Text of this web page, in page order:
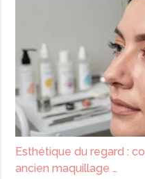
Esthétique du regard :
ancien maquillage …